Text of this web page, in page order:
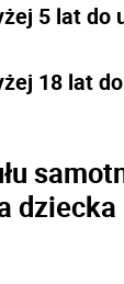
5 lat do
18 lat